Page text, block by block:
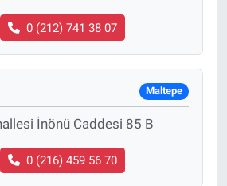
0 (212) 741 38 07
Maltepe
İnönü Caddesi 85 B
0 (216) 459 56 70